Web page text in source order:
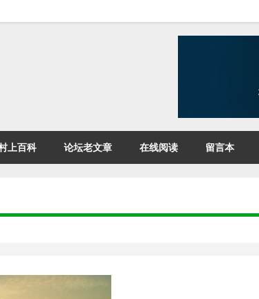
上百科 论坛老文章 在线阅读 留言本